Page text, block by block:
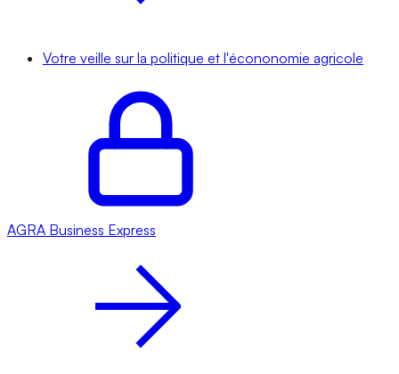
Votre veille sur la politique et l'écononomie agricole
AGRA Business Express